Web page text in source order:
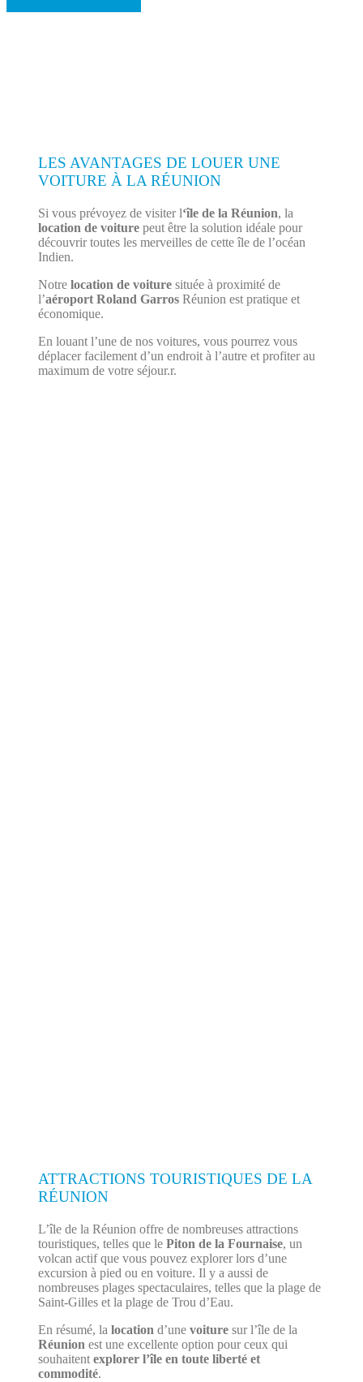
LES AVANTAGES DE LOUER UNE
VOITURE À LA RÉUNION
Si vous prévoyez de visiter l‘île de la Réunion, la
location de voiturepeut être la solution idéale pour
découvrir toutes les merveilles de cette île de l’océan
Indien.
Notre location de voituresituée à proximité de
l’aéroport Roland GarrosRéunion est pratique et
économique.
En louant l’une de nos voitures, vous pourrez vous
déplacer facilement d’un endroit à l’autre et profiter au
maximum de votre séjour.r.
ATTRACTIONS TOURISTIQUES DE LA
RÉUNION
L’île de la Réunion offre de nombreuses attractions
touristiques, telles que le Piton de la Fournaise, un
volcan actif que vous pouvez explorer lors d’une
excursion à pied ou en voiture. Il y a aussi de
nombreuses plages spectaculaires, telles que la plage de
Saint-Gilles et la plage de Trou d’Eau.
En résumé, la location d’unevoituresur l’île de la
Réunion est une excellente option pour ceux qui
souhaitent explorer l’île en toute liberté et
commodité.